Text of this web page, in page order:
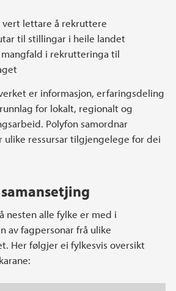
lettare å rekruttere
til stillingar i heile landet
i rekrutteringa til
er informasjon, erfaringsdeling
for lokalt, regionalt og
Polyfon samordnar
ulike ressursar tilgjengelege for dei
nesten alle fylke er med i
av fagpersonar frå ulike
Her følgjer ei fylkesvis oversikt